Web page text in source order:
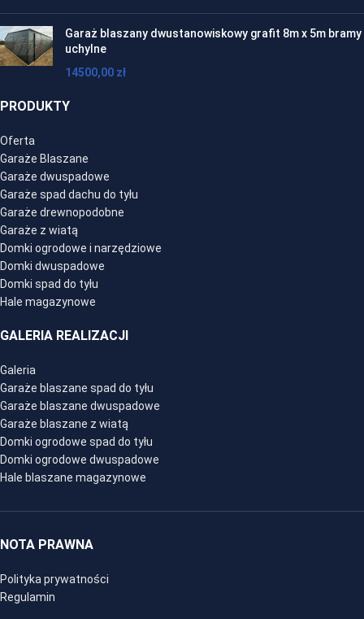
Garaż blaszany dwustanowiskowy grafit 8m x 5m bramy
uchylne
14500,00 zł
PRODUKTY
Oferta
Garaże Blaszane
Garaże dwuspadowe
Garaże spad dachu do tyłu
Garaże drewnopodobne
Garaże z wiatą
Domki ogrodowe i narzędziowe
Domki dwuspadowe
Domki spad do tyłu
Hale magazynowe
GALERIA REALIZACJI
Galeria
Garaże blaszane spad do tyłu
Garaże blaszane dwuspadowe
Garaże blaszane z wiatą
Domki ogrodowe spad do tyłu
Domki ogrodowe dwuspadowe
Hale blaszane magazynowe
NOTA PRAWNA
Polityka prywatności
Regulamin